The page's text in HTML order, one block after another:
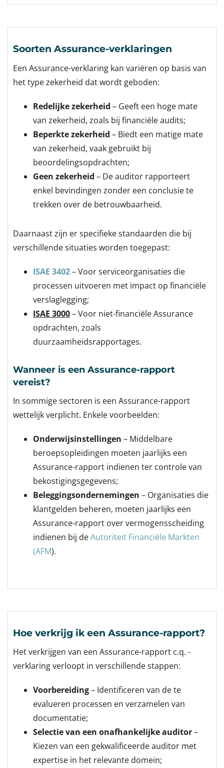
Soorten Assurance-verklaringen
Een Assurance-verklaring kan variëren op basis van
het type zekerheid dat wordt geboden:
Redelijke zekerheid – Geeft een hoge mate
van zekerheid, zoals bij financiële audits;
Beperkte zekerheid – Biedt een matige mate
van zekerheid, vaak gebruikt bij
beoordelingsopdrachten;
Geen zekerheid – De auditor rapporteert
enkel bevindingen zonder een conclusie te
trekken over de betrouwbaarheid.
Daarnaast zijn er specifieke standaarden die bij
verschillende situaties worden toegepast:
ISAE 3402– Voor serviceorganisaties die
processen uitvoeren met impact op financiële
verslaglegging;
ISAE 3000– Voor niet-financiële Assurance
opdrachten, zoals
duurzaamheidsrapportages.
Wanneer is een Assurance-rapport
vereist?
In sommige sectoren is een Assurance-rapport
wettelijk verplicht. Enkele voorbeelden:
Onderwijsinstellingen – Middelbare
beroepsopleidingen moeten jaarlijks een
Assurance-rapport indienen ter controle van
bekostigingsgegevens;
Beleggingsondernemingen – Organisaties die
klantgelden beheren, moeten jaarlijks een
Assurance-rapport over vermogensscheiding
indienen bij deAutoriteit Financiële Markten
(AFM).
Hoe verkrijg ik een Assurance-rapport?
Het verkrijgen van een Assurance-rapport c.q. -
verklaring verloopt in verschillende stappen:
Voorbereiding– Identificeren van de te
evalueren processen en verzamelen van
documentatie;
Selectie van een onafhankelijke auditor–
Kiezen van een gekwalificeerde auditor met
expertise in het relevante domein;